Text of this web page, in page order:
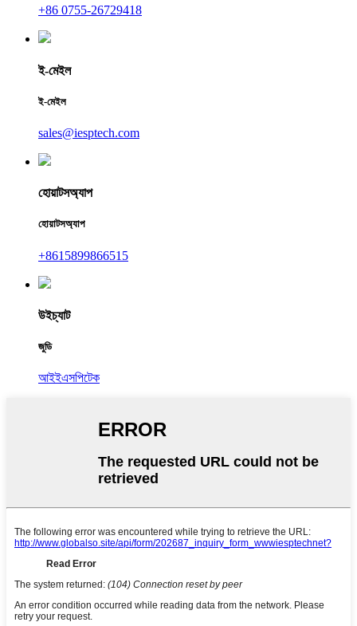
+86 0755-26729418
ই-মেইল
ই-মেইল
sales@iesptech.com
হোয়াটসঅ্যাপ
হোয়াটসঅ্যাপ
+8615899866515
উইচ্যাট
জুডি
আইইএসপিটেক